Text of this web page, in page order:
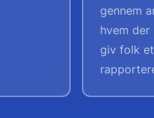
gennem
hvem
giv folk